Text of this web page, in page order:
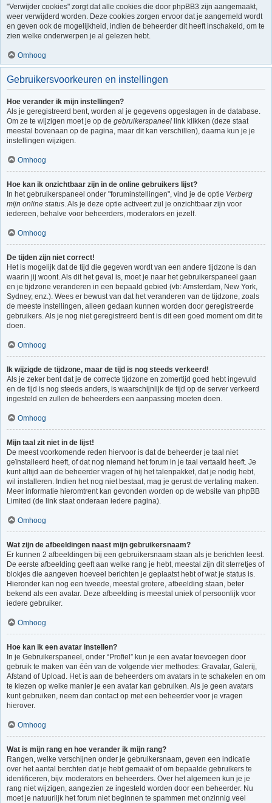
"Verwijder cookies" zorgt dat alle cookies die door phpBB3 zijn aangemaakt,
weer verwijderd worden. Deze cookies zorgen ervoor dat je aangemeld wordt
en geven ook de mogelijkheid, indien de beheerder dit heeft inschakeld, om te
zien welke onderwerpen je al gelezen hebt.
Omhoog
Gebruikersvoorkeuren en instellingen
Hoe verander ik mijn instellingen?
Als je geregistreerd bent, worden al je gegevens opgeslagen in de database.
Om ze te wijzigen moet je op de gebruikerspaneel link klikken (deze staat
meestal bovenaan op de pagina, maar dit kan verschillen), daarna kun je je
instellingen wijzigen.
Omhoog
Hoe kan ik onzichtbaar zijn in de online gebruikers lijst?
In het gebruikerspaneel onder "foruminstellingen", vind je de optie Verberg
mijn online status. Als je deze optie activeert zul je onzichtbaar zijn voor
iedereen, behalve voor beheerders, moderators en jezelf.
Omhoog
De tijden zijn niet correct!
Het is mogelijk dat de tijd die gegeven wordt van een andere tijdzone is dan
waarin jij woont. Als dit het geval is, moet je naar het gebruikerspaneel gaan
en je tijdzone veranderen in een bepaald gebied (vb: Amsterdam, New York,
Sydney, enz.). Wees er bewust van dat het veranderen van de tijdzone, zoals
de meeste instellingen, alleen gedaan kunnen worden door geregistreerde
gebruikers. Als je nog niet geregistreerd bent is dit een goed moment om dit te
doen.
Omhoog
Ik wijzigde de tijdzone, maar de tijd is nog steeds verkeerd!
Als je zeker bent dat je de correcte tijdzone en zomertijd goed hebt ingevuld
en de tijd is nog steeds anders, is waarschijnlijk de tijd op de server verkeerd
ingesteld en zullen de beheerders een aanpassing moeten doen.
Omhoog
Mijn taal zit niet in de lijst!
De meest voorkomende reden hiervoor is dat de beheerder je taal niet
geïnstalleerd heeft, of dat nog niemand het forum in je taal vertaald heeft. Je
kunt altijd aan de beheerder vragen of hij het talenpakket, dat je nodig hebt,
wil installeren. Indien het nog niet bestaat, mag je gerust de vertaling maken.
Meer informatie hieromtrent kan gevonden worden op de website van phpBB
Limited (de link staat onderaan iedere pagina).
Omhoog
Wat zijn de afbeeldingen naast mijn gebruikersnaam?
Er kunnen 2 afbeeldingen bij een gebruikersnaam staan als je berichten leest.
De eerste afbeelding geeft aan welke rang je hebt, meestal zijn dit sterretjes of
blokjes die aangeven hoeveel berichten je geplaatst hebt of wat je status is.
Hieronder kan nog een tweede, meestal grotere, afbeelding staan, beter
bekend als een avatar. Deze afbeelding is meestal uniek of persoonlijk voor
iedere gebruiker.
Omhoog
Hoe kan ik een avatar instellen?
In je Gebruikerspaneel, onder “Profiel” kun je een avatar toevoegen door
gebruik te maken van één van de volgende vier methodes: Gravatar, Galerij,
Afstand of Upload. Het is aan de beheerders om avatars in te schakelen en om
te kiezen op welke manier je een avatar kan gebruiken. Als je geen avatars
kunt gebruiken, neem dan contact op met een beheerder voor je vragen
hierover.
Omhoog
Wat is mijn rang en hoe verander ik mijn rang?
Rangen, welke verschijnen onder je gebruikersnaam, geven een indicatie
over het aantal berchten dat je hebt gemaakt of om bepaalde gebruikers te
identificeren, bijv. moderators en beheerders. Over het algemeen kun je je
rang niet wijzigen, aangezien ze ingesteld worden door een beheerder. Nu
moet je natuurlijk het forum niet beginnen te spammen met onzinnig veel